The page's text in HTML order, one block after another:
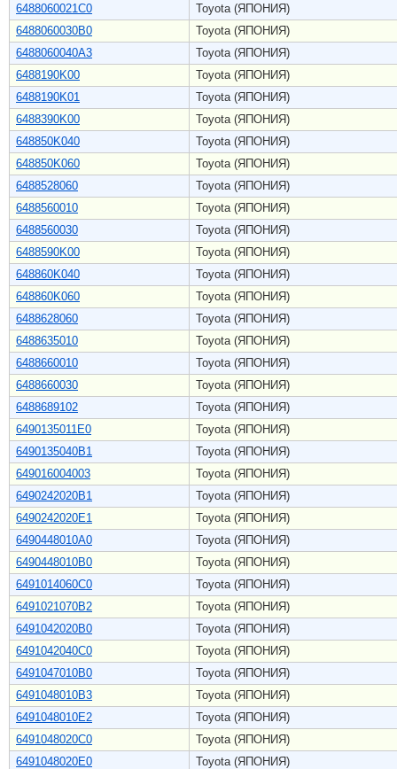
6488060021C0
Toyota (ЯПОНИЯ)
6488060030B0
Toyota (ЯПОНИЯ)
6488060040A3
Toyota (ЯПОНИЯ)
6488190K00
Toyota (ЯПОНИЯ)
6488190K01
Toyota (ЯПОНИЯ)
6488390K00
Toyota (ЯПОНИЯ)
648850K040
Toyota (ЯПОНИЯ)
648850K060
Toyota (ЯПОНИЯ)
6488528060
Toyota (ЯПОНИЯ)
6488560010
Toyota (ЯПОНИЯ)
6488560030
Toyota (ЯПОНИЯ)
6488590K00
Toyota (ЯПОНИЯ)
648860K040
Toyota (ЯПОНИЯ)
648860K060
Toyota (ЯПОНИЯ)
6488628060
Toyota (ЯПОНИЯ)
6488635010
Toyota (ЯПОНИЯ)
6488660010
Toyota (ЯПОНИЯ)
6488660030
Toyota (ЯПОНИЯ)
6488689102
Toyota (ЯПОНИЯ)
6490135011E0
Toyota (ЯПОНИЯ)
6490135040B1
Toyota (ЯПОНИЯ)
649016004003
Toyota (ЯПОНИЯ)
6490242020B1
Toyota (ЯПОНИЯ)
6490242020E1
Toyota (ЯПОНИЯ)
6490448010A0
Toyota (ЯПОНИЯ)
6490448010B0
Toyota (ЯПОНИЯ)
6491014060C0
Toyota (ЯПОНИЯ)
6491021070B2
Toyota (ЯПОНИЯ)
6491042020B0
Toyota (ЯПОНИЯ)
6491042040C0
Toyota (ЯПОНИЯ)
6491047010B0
Toyota (ЯПОНИЯ)
6491048010B3
Toyota (ЯПОНИЯ)
6491048010E2
Toyota (ЯПОНИЯ)
6491048020C0
Toyota (ЯПОНИЯ)
6491048020E0
Toyota (ЯПОНИЯ)